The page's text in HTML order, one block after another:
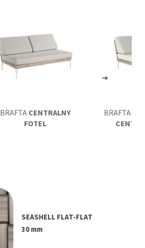
BRAFTA CENTRALNY
FOTEL
BRAFTA
SEASHELL FLAT-FLAT
30 mm